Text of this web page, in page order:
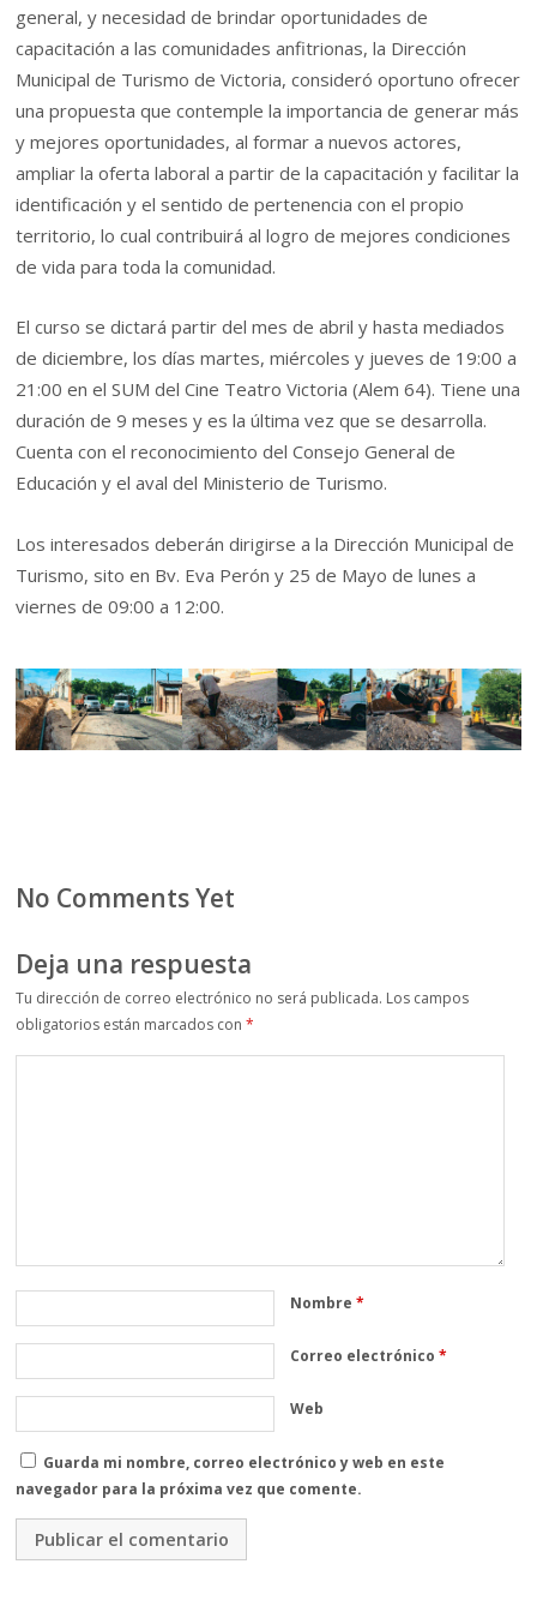
general, y necesidad de brindar oportunidades de
capacitación a las comunidades anfitrionas, la Dirección
Municipal de Turismo de Victoria, consideró oportuno ofrecer
una propuesta que contemple la importancia de generar más
y mejores oportunidades, al formar a nuevos actores,
ampliar la oferta laboral a partir de la capacitación y facilitar la
identificación y el sentido de pertenencia con el propio
territorio, lo cual contribuirá al logro de mejores condiciones
de vida para toda la comunidad.
El curso se dictará partir del mes de abril y hasta mediados
de diciembre, los días martes, miércoles y jueves de 19:00 a
21:00 en el SUM del Cine Teatro Victoria (Alem 64). Tiene una
duración de 9 meses y es la última vez que se desarrolla.
Cuenta con el reconocimiento del Consejo General de
Educación y el aval del Ministerio de Turismo.
Los interesados deberán dirigirse a la Dirección Municipal de
Turismo, sito en Bv. Eva Perón y 25 de Mayo de lunes a
viernes de 09:00 a 12:00.
No Comments Yet
Deja una respuesta
Tu dirección de correo electrónico no será publicada. Los campos
obligatorios están marcados con*
Nombre*
Correo electrónico*
Web
Guarda mi nombre, correo electrónico y web en este
navegador para la próxima vez que comente.